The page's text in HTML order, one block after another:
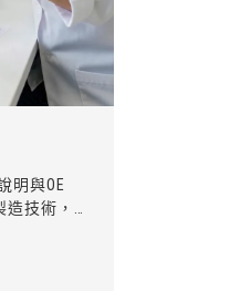
明與OE
造技術，